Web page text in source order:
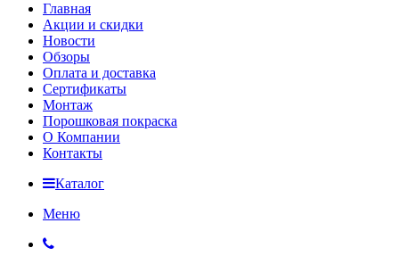
Главная
Акции и скидки
Новости
Обзоры
Оплата и доставка
Сертификаты
Монтаж
Порошковая покраска
О Компании
Контакты
Каталог
Меню